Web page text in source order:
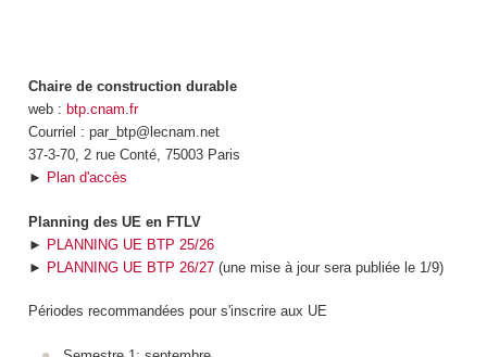
Chaire de construction durable
web : btp.cnam.fr
Courriel : par_btp@lecnam.net
37-3-70, 2 rue Conté, 75003 Paris
► Plan d'accès
Planning des UE en FTLV
► PLANNING UE BTP 25/26
► PLANNING UE BTP 26/27(une mise à jour sera publiée le 1/9)
Périodes recommandées pour s'inscrire aux UE